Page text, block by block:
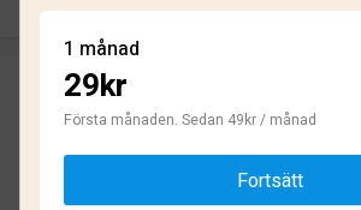
Skriv ett omdömehelt anonymt
Skriv omdöme
1 månad
29kr
Första månaden. Sedan 49kr / månad
Fortsätt